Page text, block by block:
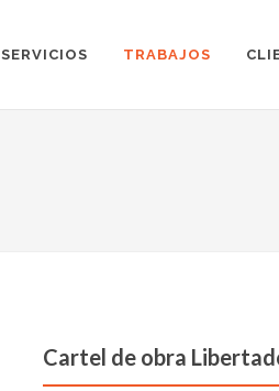
SERVICIOS TRABAJOS
Cartel de obra